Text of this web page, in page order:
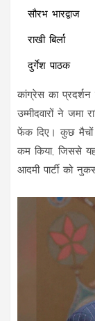
सौरभ भारद्वाज
राखी बिर्ला
दुर्गेश पाठक
कांग्रेस का
उम्मीदवारों ने जमा
फेंक दिए। कुछ मैचों
कम किया, जिससे
आदमी पार्टी को